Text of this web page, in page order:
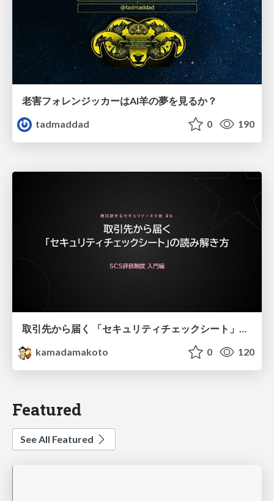
老害フォレンジッカーはAI羊の夢を見るか？
tadmaddad
0 190
kamadamakoto
0 120
Featured
See All Featured